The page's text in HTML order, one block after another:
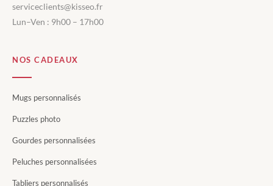
serviceclients@kisseo.fr
Lun–Ven : 9h00 – 17h00
NOS CADEAUX
Mugs personnalisés
Puzzles photo
Gourdes personnalisées
Peluches personnalisées
Tabliers personnalisés